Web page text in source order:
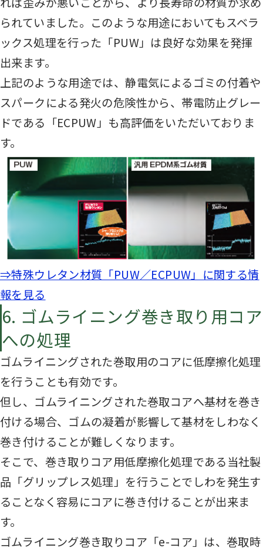
られていました。このような用途においてもスベラ
ックス処理を行った「PUW」は良好な効果を発揮
出来ます。
上記のような用途では、静電気によるゴミの付着や
スパークによる発火の危険性から、帯電防止グレー
ドである「ECPUW」も高評価をいただいておりま
す。
⇒特殊ウレタン材質「PUW／ECPUW」に関する情
報を見る
6. ゴムライニング巻き取り用コア
への処理
ゴムライニングされた巻取用のコアに低摩擦化処理
を行うことも有効です。
但し、ゴムライニングされた巻取コアへ基材を巻き
付ける場合、ゴムの凝着が影響して基材をしわなく
巻き付けることが難しくなります。
そこで、巻き取りコア用低摩擦化処理である当社製
品「グリップレス処理」を行うことでしわを発生す
ることなく容易にコアに巻き付けることが出来ま
す。
ゴムライニング巻き取りコア「e-コア」は、巻取時